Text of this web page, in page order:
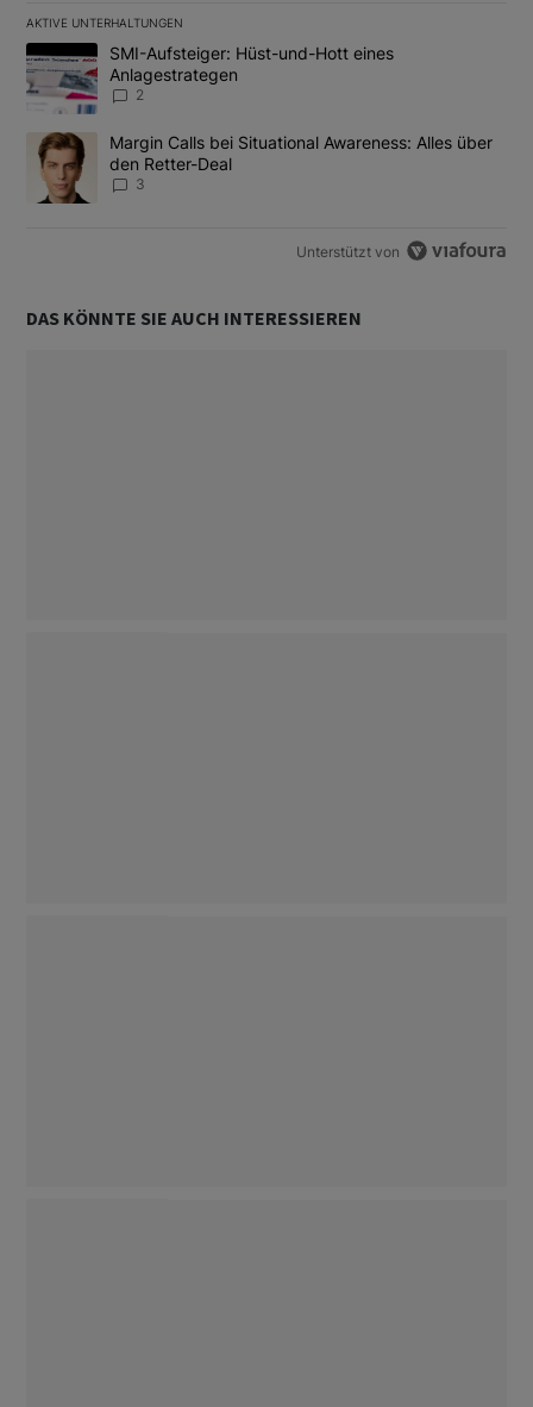
AKTIVE UNTERHALTUNGEN
Das Folgende ist eine Liste der am meisten kommentierten
Ein Trendartikel mit dem Titel "SMI-Aufsteiger: Hüst-und-Hott
SMI-Aufsteiger: Hüst-und-Hott eines
Anlagestrategen
2
Ein Trendartikel mit dem Titel "Margin Calls bei Situational
Margin Calls bei Situational Awareness: Alles über
den Retter-Deal
3
Unterstützt von
DAS KÖNNTE SIE AUCH INTERESSIEREN